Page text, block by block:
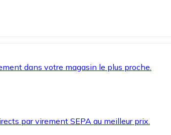
dans votre magasin le plus proche.
par virement SEPA au meilleur prix.